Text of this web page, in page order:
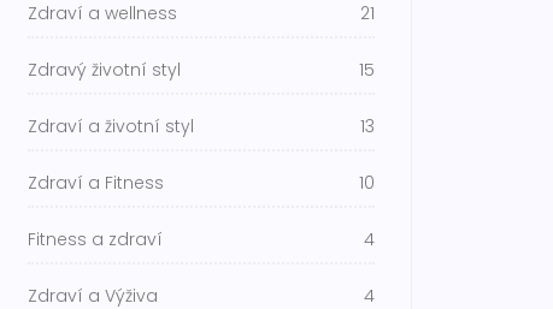
Zdraví a wellness 21
Zdravý životní styl 15
Zdraví a životní styl 13
Zdraví a Fitness 10
Fitness a zdraví 4
Zdraví a Výživa 4